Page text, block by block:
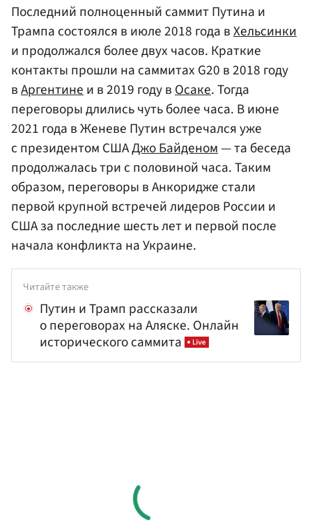
Последний полноценный саммит Путина и
Трампа состоялся в июле 2018 года вХельсинки
и продолжался более двух часов. Краткие
контакты прошли на саммитах G20 в 2018 году
вАргентинеи в 2019 году вОсаке. Тогда
переговоры длились чуть более часа. В июне
2021 года в Женеве Путин встречался уже
с президентом СШАДжо Байденом— та беседа
продолжалась три с половиной часа. Таким
образом, переговоры в Анкоридже стали
первой крупной встречей лидеров России и
США за последние шесть лет и первой после
начала конфликта на Украине.
Читайте также
Путин и Трамп рассказали
о переговорах на Аляске. Онлайн
исторического саммита